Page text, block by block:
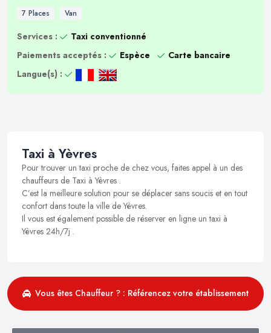
7 Places Van
Services :
Taxi conventionné
Paiements acceptés :
Espèce
Carte bancaire
Langue(s) :
Taxi à Yèvres
Pour trouver un taxi proche de chez vous, faites appel à un des
chauffeurs de Taxi à Yèvres .
C’est la meilleure solution pour se déplacer sans soucis et en tout
confort dans toute la ville de Yèvres.
Il vous est également possible de réserver en ligne un taxi à
Yèvres 24h/7j .
Vous êtes Chauffeur ? : Référencez votre établissement